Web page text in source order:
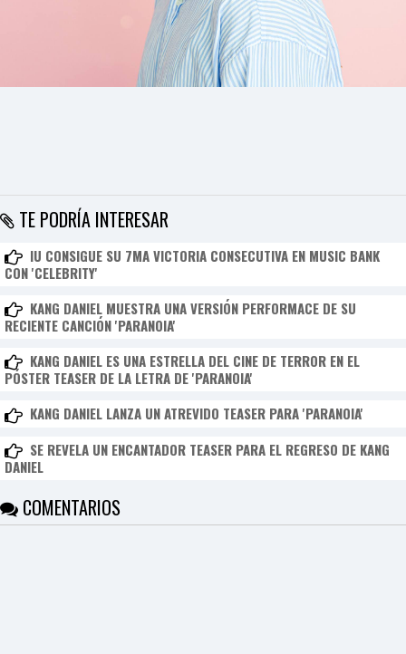
TE PODRÍA INTERESAR
IU CONSIGUE SU 7MA VICTORIA CONSECUTIVA EN MUSIC BANK
CON 'CELEBRITY'
KANG DANIEL MUESTRA UNA VERSIÓN PERFORMACE DE SU
RECIENTE CANCIÓN 'PARANOIA'
KANG DANIEL ES UNA ESTRELLA DEL CINE DE TERROR EN EL
PÓSTER TEASER DE LA LETRA DE 'PARANOIA'
KANG DANIEL LANZA UN ATREVIDO TEASER PARA 'PARANOIA'
SE REVELA UN ENCANTADOR TEASER PARA EL REGRESO DE KANG
DANIEL
COMENTARIOS